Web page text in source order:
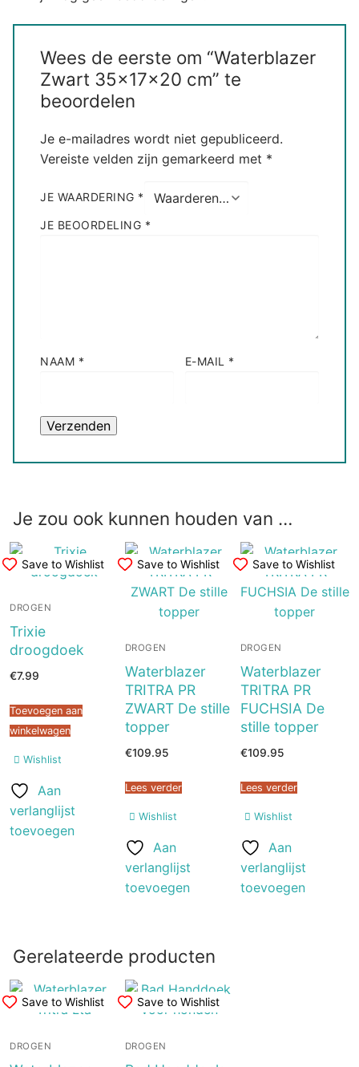
Wees de eerste om “Waterblazer
Zwart 35x17x20 cm” te
beoordelen
Je e-mailadres wordt niet gepubliceerd.
Vereiste velden zijn gemarkeerd met *
JE WAARDERING *
JE BEOORDELING *
NAAM * E-MAIL *
Je zou ook kunnen houden van …
Save to Wishlist
DROGEN
Trixie
droogdoek
€7.99
Toevoegen aan
winkelwagen
Wishlist
Aan
verlanglijst
toevoegen
Save to Wishlist
DROGEN
Waterblazer
TRITRA PR
ZWART De stille
topper
€109.95
Lees verder
Wishlist
Aan
verlanglijst
toevoegen
Save to Wishlist
DROGEN
Waterblazer
TRITRA PR
FUCHSIA De
stille topper
€109.95
Lees verder
Wishlist
Aan
verlanglijst
toevoegen
Gerelateerde producten
Save to Wishlist
DROGEN
Save to Wishlist
DROGEN